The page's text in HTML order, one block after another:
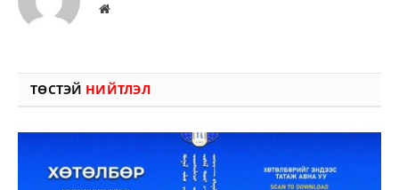
Вэбсайт
ТӨСТЭЙ НИЙТЛЭЛ